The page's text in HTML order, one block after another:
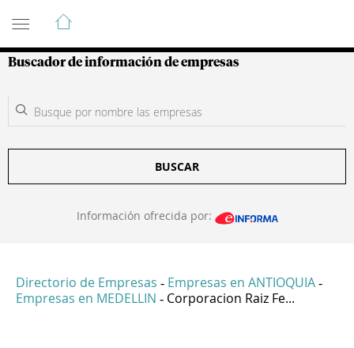
Guía de Empresas Colombianas
Buscador de información de empresas
BUSCAR
Información ofrecida por:
Directorio de Empresas - Empresas en ANTIOQUIA -
Empresas en MEDELLIN - Corporacion Raiz Fe...